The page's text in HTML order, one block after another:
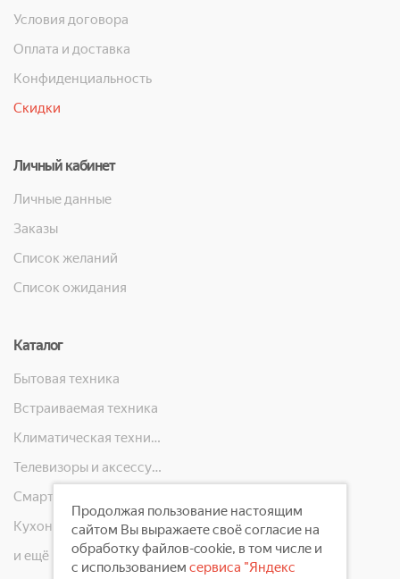
Условия договора
Оплата и доставка
Конфиденциальность
Скидки
Личный кабинет
Личные данные
Заказы
Список желаний
Список ожидания
Каталог
Бытовая техника
Встраиваемая техника
Климатическая техника
Телевизоры и аксессуары
Кухонная техника
и ещё 10 категорий
Продолжая пользование настоящим
сайтом Вы выражаете своё согласие на
обработку файлов-cookie, в том числе и
с использованием сервиса "Яндекс